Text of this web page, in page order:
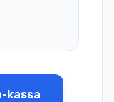
kassa